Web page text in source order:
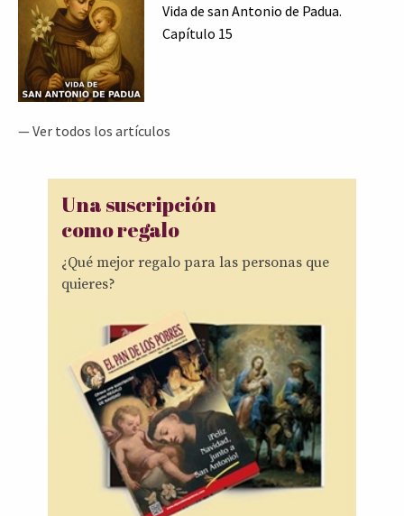
Vida de san Antonio de Padua.
Capítulo 15
— Ver todos los artículos
Una suscripción
como regalo
¿Qué mejor regalo para las personas que
quieres?